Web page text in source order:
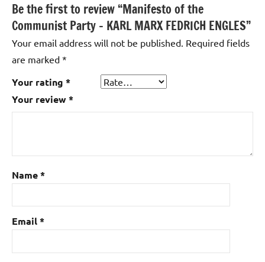
Be the first to review “Manifesto of the
Communist Party – KARL MARX FEDRICH ENGLES”
Your email address will not be published. Required fields
are marked *
Your rating *
Your review*
Name*
Email*